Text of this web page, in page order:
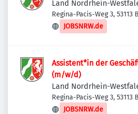
Land Nordrhein-
Regina-Pacis-Weg 3, 53113
JOBSNRW.de
Assistent*in der
(m/w/d)
Land Nordrhein-
Regina-Pacis-Weg 3, 53113
JOBSNRW.de